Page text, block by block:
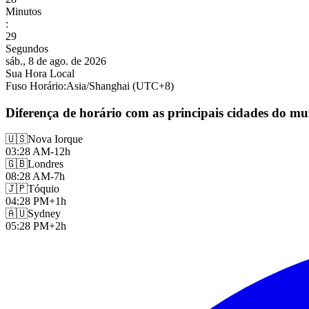
Minutos
:
30
Segundos
sáb., 8 de ago. de 2026
Sua Hora Local
Fuso Horário:Asia/Shanghai (UTC+8)
Diferença de horário com as principais cidades do
🇺🇸Nova Iorque
03:28 AM-12h
🇬🇧Londres
08:28 AM-7h
🇯🇵Tóquio
04:28 PM+1h
🇦🇺Sydney
05:28 PM+2h